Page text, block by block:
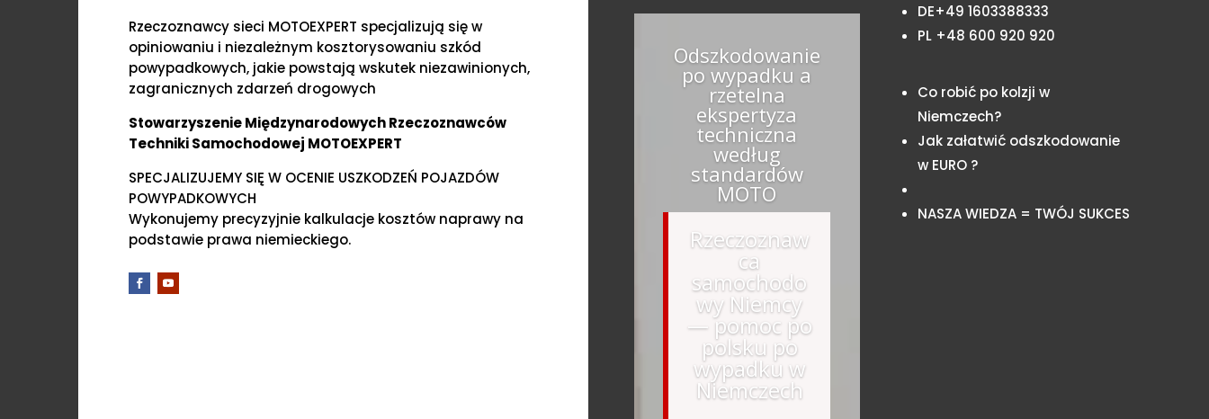
Rzeczoznawcy sieci MOTOEXPERT specjalizują się w
opiniowaniu i niezależnym kosztorysowaniu szkód
powypadkowych, jakie powstają wskutek niezawinionych,
zagranicznych zdarzeń drogowych
Stowarzyszenie Międzynarodowych Rzeczoznawców
Techniki Samochodowej MOTOEXPERT
SPECJALIZUJEMY SIĘ W OCENIE USZKODZEŃ POJAZDÓW
POWYPADKOWYCH
Wykonujemy precyzyjnie kalkulacje kosztów naprawy na
podstawie prawa niemieckiego.
Odszkodowanie
po wypadku a
rzetelna
ekspertyza
techniczna
według
standardów
MOTO
Rzeczoznaw
ca
samochodo
wy Niemcy
— pomoc po
polsku po
wypadku w
Niemczech
DE+49 1603388333
PL +48 600 920 920
Co robić po kolzji w
Niemczech?
Jak załatwić odszkodowanie
w EURO ?
NASZA WIEDZA = TWÓJ SUKCES